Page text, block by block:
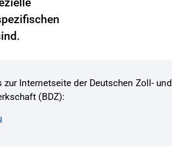
zur Internetseite der Deutschen Zoll- und
(BDZ):